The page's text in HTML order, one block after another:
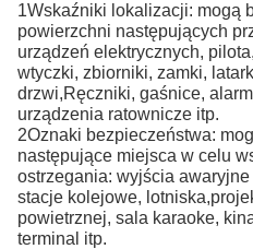
1Wskaźniki lokalizacji: mogą
powierzchni następujących
urządzeń elektrycznych,
wtyczki, zbiorniki, zamki,
drzwi,Ręczniki, gaśnice,
urządzenia ratownicze itp.
2Oznaki bezpieczeństwa:
następujące miejsca w celu
ostrzegania: wyjścia
stacje kolejowe,
powietrznej, sala karaoke,
terminal itp.